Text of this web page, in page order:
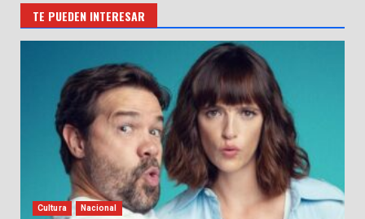
TE PUEDEN INTERESAR
Cultura Nacional